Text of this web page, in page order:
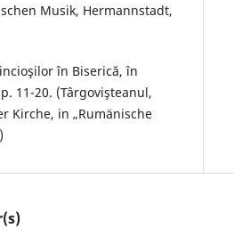
Musik, Hermannstadt,
în Biserică, în
11-20. (Târgovişteanul,
Kirche, in „Rumänische